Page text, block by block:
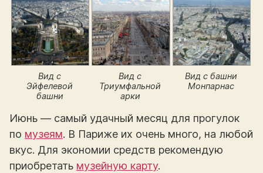
Вид с
Эйфелевой
башни
Вид с
Триумфальной
арки
Вид с башни
Монпарнас
Июнь — самый удачный месяц для прогулок
по музеям. В Париже их очень много, на любой
вкус. Для экономии средств рекомендую
приобретать музейную карту.